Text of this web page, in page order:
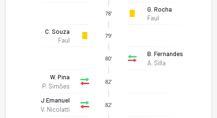
Lagoa - Uf Comercio E Industria Setubal 2-1 bitti. Gol
78'
G. Rocha
Faul
C. Souza
Faul
79'
80'
B. Fernandes
A. Silla
W. Pina
P. Simões
82'
J.Emanuel
V. Nicolatti
82'